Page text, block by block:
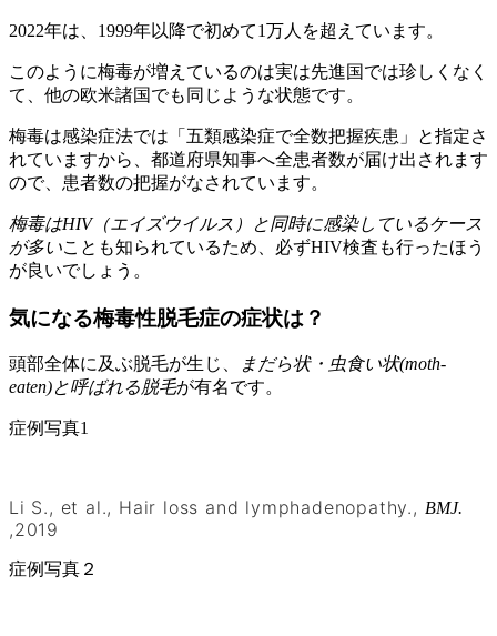
2022年は、1999年以降で初めて1万人を超えています。
このように梅毒が増えているのは実は先進国では珍しくなく
て、他の欧米諸国でも同じような状態です。
梅毒は感染症法では「五類感染症で全数把握疾患」と指定さ
れていますから、都道府県知事へ全患者数が届け出されます
ので、患者数の把握がなされています。
梅毒はHIV（エイズウイルス）と同時に感染しているケース
が多いことも知られているため、必ずHIV検査も行ったほう
が良いでしょう。
気になる梅毒性脱毛症の症状は？
頭部全体に及ぶ脱毛が生じ、
まだら状・虫食い状(moth-
eaten)と呼ばれる脱毛が有名です。
症例写真1
Li S., et al., Hair loss and lymphadenopathy., BMJ.
,2019
症例写真２